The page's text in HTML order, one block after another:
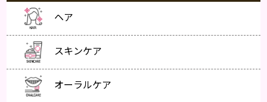
ヘア
スキンケア
オーラルケア